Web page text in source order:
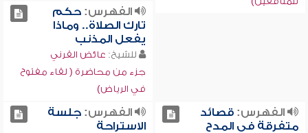
الفهرس:حكم
تارك الصلاة.. وماذا
يفعل المذنب
للشيخ: عائض القرني
جزء من محاضرة ( لقاء مفتوح
في الرياض)
الفهرس:قصائد
متفرقة في المدح
الفهرس:جلسة
الاستراحة